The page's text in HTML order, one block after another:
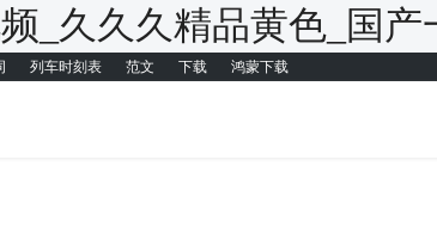
_久久久精品黄色_国
列车时刻表 范文 下载 鸿蒙下载